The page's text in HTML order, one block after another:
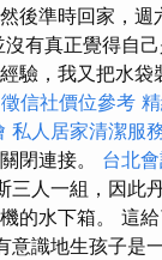
後準時回家，
沒有真正覺得自
驗，我又把水
徵信社價位參考
私人居家清潔服
閉連接。 台北
人一組，因此
的水下箱。 這
意識地生孩子是